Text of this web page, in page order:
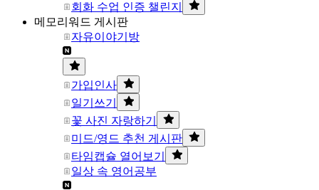
회화 수업 인증 챌린지
메모리워드 게시판
자유이야기방
가입인사
일기쓰기
꽃 사진 자랑하기
미드/영드 추천 게시판
타임캡슐 열어보기
일상 속 영어공부